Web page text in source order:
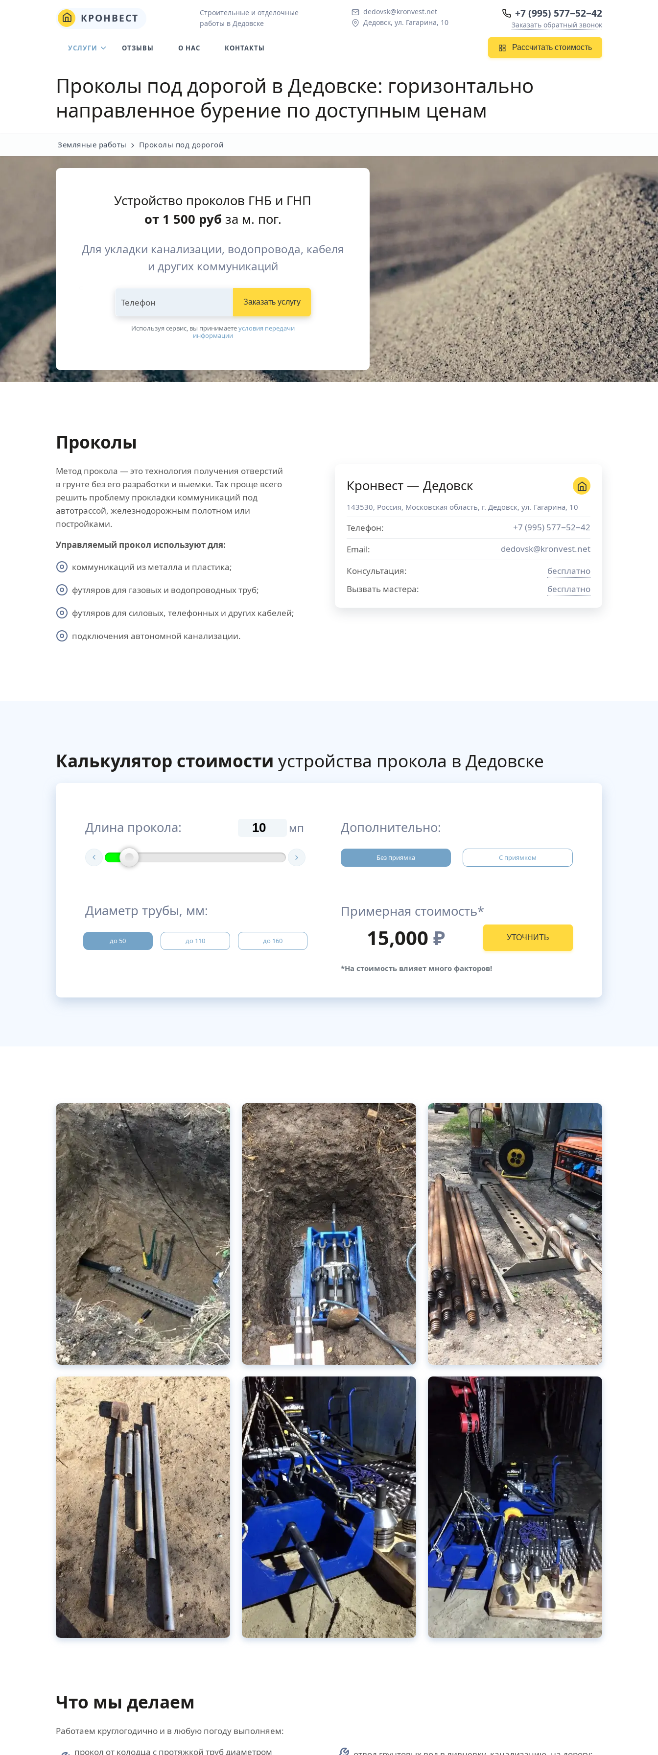
КРОНВЕСТ
Строительные и отделочные
работы в Дедовске
dedovsk@kronvest.net
Дедовск, ул. Гагарина, 10
+7 (995) 577−52−42
Заказать обратный звонок
Рассчитать стоимость
УСЛУГИ ОТЗЫВЫ О НАС КОНТАКТЫ
Проколы под дорогой в Дедовске: горизонтально
направленное бурение по доступным ценам
Земляные работы Проколы под дорогой
Устройство проколов ГНБ и ГНП
от 1 500 руб за м. пог.
Для укладки канализации, водопровода, кабеля
и других коммуникаций
Телефон Заказать услугу
Используя сервис, вы принимаетeусловия передачи
информации
Проколы
Метод прокола — это технология получения отверстий
в грунте без его разработки и выемки. Так проще всего
решить проблему прокладки коммуникаций под
автотрассой, железнодорожным полотном или
постройками.
Управляемый прокол используют для:
коммуникаций из металла и пластика;
футляров для газовых и водопроводных труб;
футляров для силовых, телефонных и других кабелей;
подключения автономной канализации.
Кронвест — Дедовск
143530, Россия, Московская область, г. Дедовск, ул. Гагарина, 10
Телефон:
+7 (995) 577−52−42
Email:
dedovsk@kronvest.net
Консультация:
бесплатно
Вызвать мастера:
бесплатно
Калькулятор стоимости устройства прокола в Дедовске
Длина прокола: мп
Диаметр трубы, мм:
до 50 до 110 до 160
Дополнительно:
Без приямка С приямком
Примерная стоимость*
15,000 ₽ УТОЧНИТЬ
*На стоимость влияет много факторов!
Что мы делаем
Работаем круглогодично и в любую погоду выполняем:
прокол от колодца с протяжкой труб диаметром